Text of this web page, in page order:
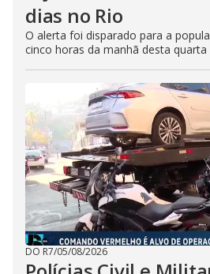
dias no Rio
O alerta foi disparado para a
cinco horas da manhã desta quarta
DO R7/05/08/2026